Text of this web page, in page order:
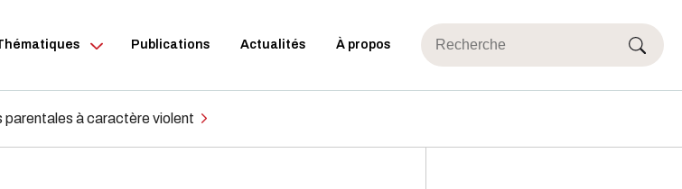
Publications Actualités À propos
parentales à caractère violent